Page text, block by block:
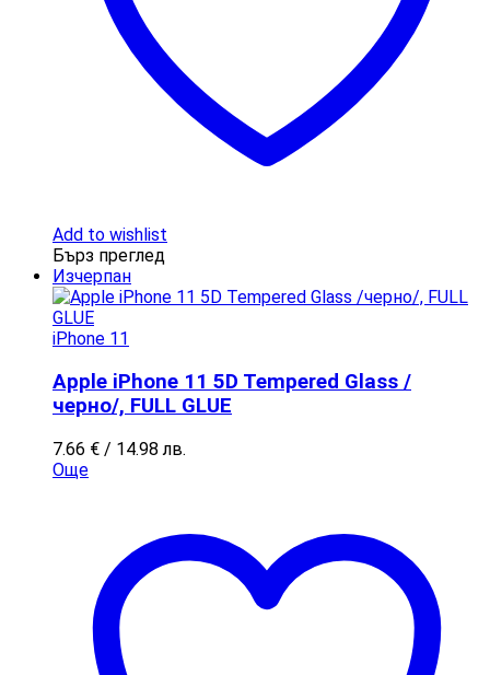
Add to wishlist
Бърз преглед
Изчерпан
iPhone 11
Apple iPhone 11 5D Tempered Glass /
черно/, FULL GLUE
7.66 € / 14.98 лв.
Още